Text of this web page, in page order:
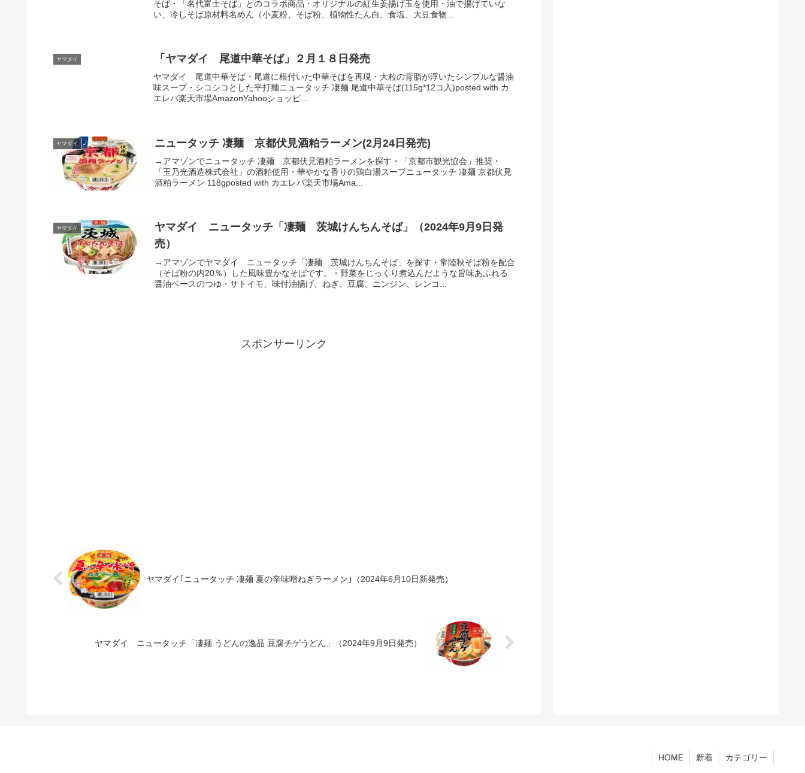
そば・「名代富士そば」とのコラボ商品・オリジナルの紅生姜揚げ玉を使用・油で揚げていな
い、冷しそば原材料名めん（小麦粉、そば粉、植物性たん白、食塩、大豆食物...
ヤマダイ 「ヤマダイ 尾道中華そば」２月１８日発売
ヤマダイ 尾道中華そば・尾道に根付いた中華そばを再現・大粒の背脂が浮いたシンプルな醤油
味スープ・シコシコとした平打麺ニュータッチ 凄麺 尾道中華そば(115g*12コ入)posted with カ
エレバ楽天市場AmazonYahooショッピ...
ヤマダイ ニュータッチ 凄麺 京都伏見酒粕ラーメン(2月24日発売)
→アマゾンでニュータッチ 凄麺 京都伏見酒粕ラーメンを探す・「京都市観光協会」推奨・
「玉乃光酒造株式会社」の酒粕使用・華やかな香りの鶏白湯スープニュータッチ 凄麺 京都伏見
酒粕ラーメン 118gposted with カエレバ楽天市場Ama...
ヤマダイ
ヤマダイ ニュータッチ「凄麺 茨城けんちんそば」（2024年9月9日発
売）
→アマゾンでヤマダイ ニュータッチ「凄麺 茨城けんちんそば」を探す・常陸秋そば粉を配合
（そば粉の内20％）した風味豊かなそばです。・野菜をじっくり煮込んだような旨味あふれる
醤油ベースのつゆ・サトイモ、味付油揚げ、ねぎ、豆腐、ニンジン、レンコ...
スポンサーリンク
ヤマダイ｢ニュータッチ 凄麺 夏の辛味噌󠄀ねぎラーメン｣（2024年6月10日新発売）
ヤマダイ ニュータッチ「凄麺 うどんの逸品 豆腐チゲうどん」（2024年9月9日発売）
HOME 新着 カテゴリー